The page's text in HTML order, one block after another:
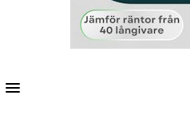
MENU